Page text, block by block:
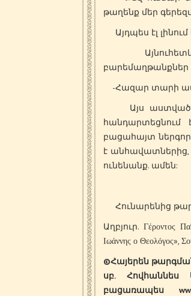
թաղենք մեր
Այդպես էլ լինում
Այնուհետև
բարեմաղթանքներ
-Հազար տարի
Այս
բացահայտ
է անհավատներից,
ունենանք. ամեն:
Հունարենից
Աղբյուր. Γέροντος
Ιωάννης ο Θεολόγος»,
©Հայերեն
սբ. Հովհաննես
բացառապես